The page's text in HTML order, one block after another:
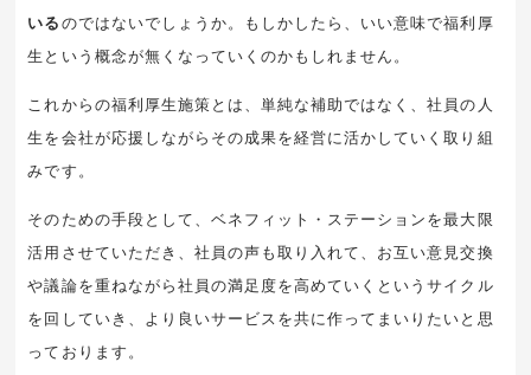
いる のではないでしょうか。もしかしたら、いい意味で福利厚
生という概念が無くなっていくのかもしれません。
これからの福利厚生施策とは、単純な補助ではなく、社員の人
生を会社が応援しながらその成果を経営に活かしていく取り組
みです。
そのための手段として、ベネフィット・ステーションを最大限
活用させていただき、社員の声も取り入れて、お互い意見交換
や議論を重ねながら社員の満足度を高めていくというサイクル
を回していき、より良いサービスを共に作ってまいりたいと思
っております。